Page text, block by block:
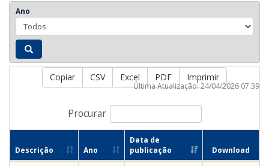
Ano
Copiar CSV Excel PDF Imprimir
Procurar
Última Atualização: 24/04/2026 07:39
Descrição Ano
Data de
publicação
Download